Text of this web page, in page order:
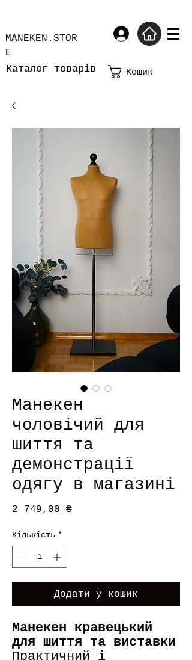
MANEKEN.STOR
E
Каталог товарів Кошик
Манекен
чоловічий для
шиття та
демонстрації
одягу в магазині
2 749,00 ₴Ціна
Кількість *
Додати у кошик
Манекен кравецький
для шиття та виставки
Практичний і